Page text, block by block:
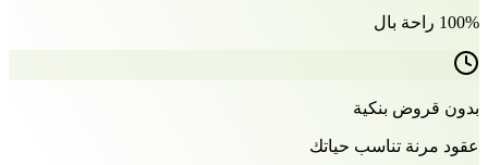
100% راحة بال
بدون قروض بنكية
عقود مرنة تناسب حياتك